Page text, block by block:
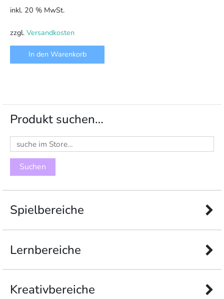
inkl. 20 % MwSt.
zzgl. Versandkosten
In den Warenkorb
Produkt suchen…
Suchen
nach:
Spielbereiche
Lernbereiche
Kreativbereiche